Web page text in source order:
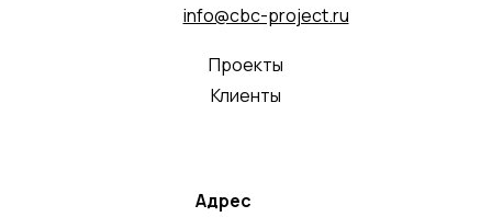
info@cbc-project.ru
Проекты
Клиенты
Адрес